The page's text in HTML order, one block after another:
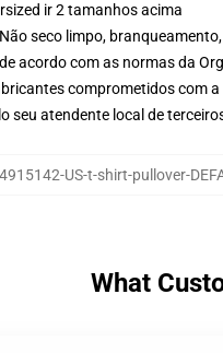
ir 2 tamanhos acima
seco limpo,
acordo com as normas da
comprometidos com
seu atendente local de
US-t-shirt-pullover-
What